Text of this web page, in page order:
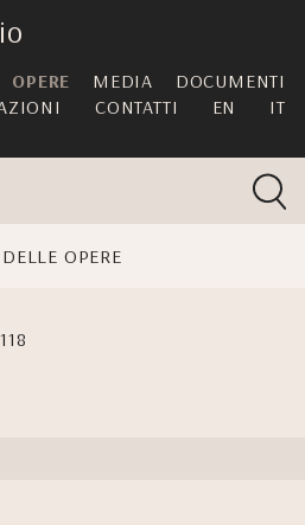
OPERE MEDIA
DOCUMENTI
CONTATTI EN IT
OPERE